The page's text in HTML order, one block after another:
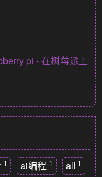
pi - 在树莓派上
1 ai编程 1 all 1